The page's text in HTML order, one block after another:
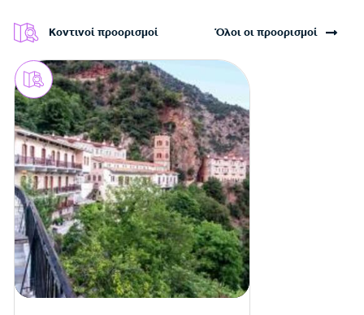
Κοντινοί προορισμοί Όλοι οι προορισμοί